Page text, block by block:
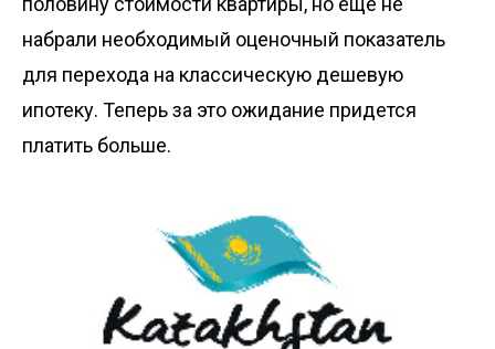
набрали необходимый оценочный показатель
для перехода на классическую дешевую
ипотеку. Теперь за это ожидание придется
платить больше.